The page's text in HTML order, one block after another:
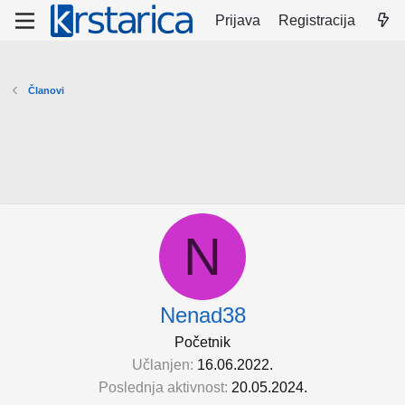
Prijava Registracija
Članovi
N
Nenad38
Početnik
Učlanjen 16.06.2022.
Poslednja aktivnost 20.05.2024.